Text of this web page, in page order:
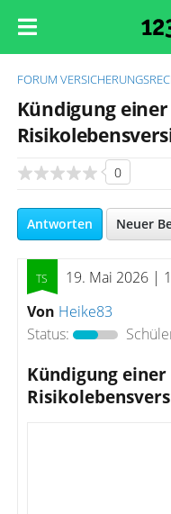
FORUM
Kündigung einer
0
Antworten Neuer
19. Mai 2026 |
Von Heike83
Status:
Kündigung einer